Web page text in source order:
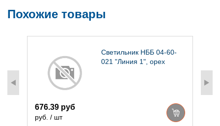
Похожие товары
Светильник НББ 04-60-
021 "Линия 1", орех
676.39 руб
руб. / шт